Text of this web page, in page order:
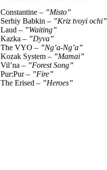
Сonstantine – ”Misto”
Serhiy Babkin – ”Kriz tvoyi ochi”
Laud – ”Waiting”
Kazka – ”Dyva”
The VYO – ”Ng’a-Ng’a”
Kozak System – ”Mamai”
Vil’na – ”Forest Song”
Pur:Pur – ”Fire”
The Erised – ”Heroes”